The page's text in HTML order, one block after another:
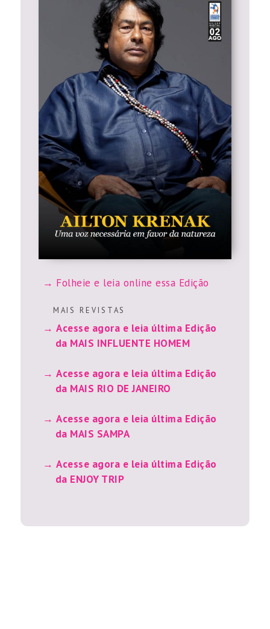
Folheie e leia online essa Edição
M A I S R E V I S T A S
Acesse agora e leia última Edição
da MAIS INFLUENTE HOMEM
Acesse agora e leia última Edição
da MAIS RIO DE JANEIRO
Acesse agora e leia última Edição
da MAIS SAMPA
Acesse agora e leia última Edição
da ENJOY TRIP